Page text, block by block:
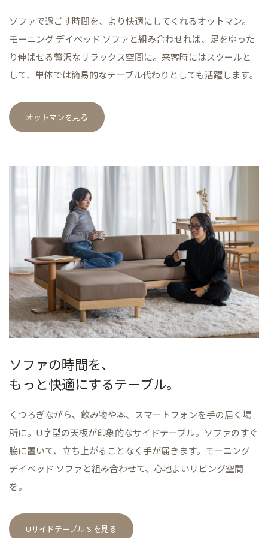
ソファで過ごす時間を、より快適にしてくれるオットマン。
モーニング デイベッド ソファと組み合わせれば、足をゆった
り伸ばせる贅沢なリラックス空間に。来客時にはスツールと
して、単体では簡易的なテーブル代わりとしても活躍します。
オットマンを見る
ソファの時間を、
もっと快適にするテーブル。
くつろぎながら、飲み物や本、スマートフォンを手の届く場
所に。U字型の天板が印象的なサイドテーブル。ソファのすぐ
脇に置いて、立ち上がることなく手が届きます。モーニング
デイベッド ソファと組み合わせて、心地よいリビング空間
を。
Uサイドテーブル S を見る